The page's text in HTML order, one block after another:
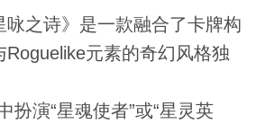
咏之诗》是一款融合了卡牌构
元素的奇幻风格独
演“星魂使者”或“星灵英